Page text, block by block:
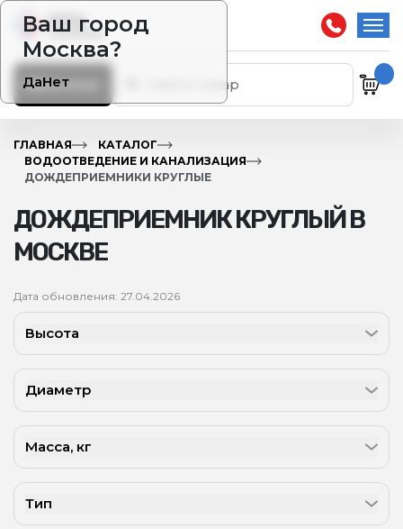
Ваш город
Москва?
ДаНет
Каталог
ГЛАВНАЯ
КАТАЛОГ
ВОДООТВЕДЕНИЕ И КАНАЛИЗАЦИЯ
ДОЖДЕПРИЕМНИКИ КРУГЛЫЕ
ДОЖДЕПРИЕМНИК КРУГЛЫЙ В
МОСКВЕ
Дата обновления: 27.04.2026
Высота
Диаметр
Масса, кг
Тип